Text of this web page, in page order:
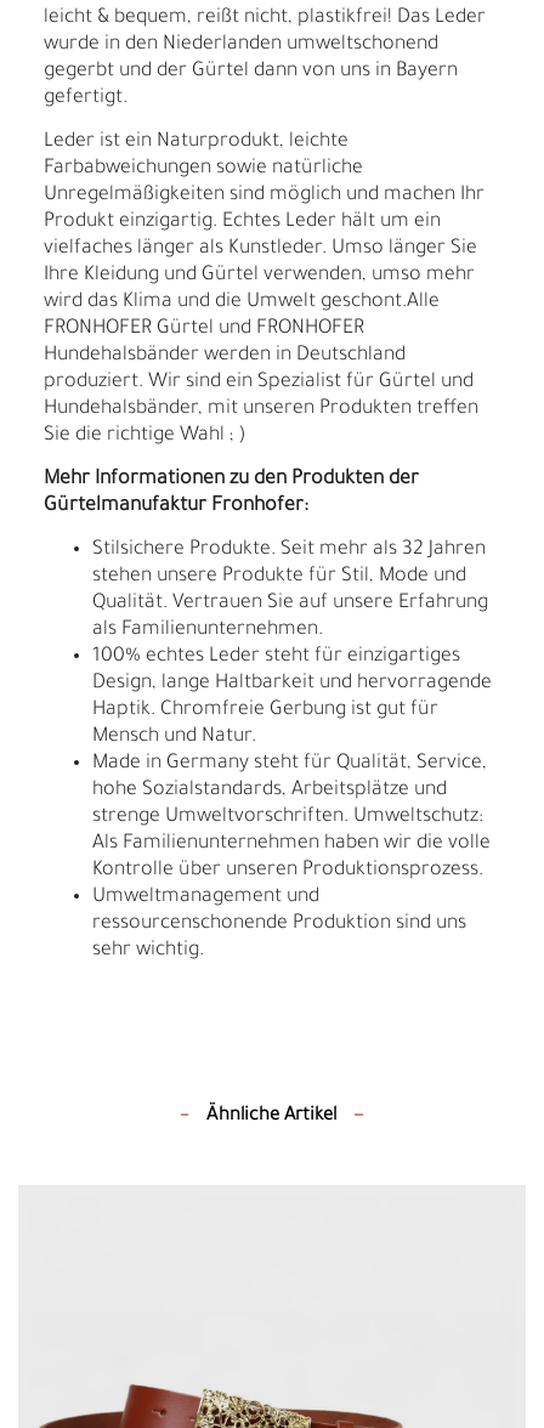
leicht & bequem, reißt nicht, plastikfrei! Das Leder
wurde in den Niederlanden umweltschonend
gegerbt und der Gürtel dann von uns in Bayern
gefertigt.
Leder ist ein Naturprodukt, leichte
Farbabweichungen sowie natürliche
Unregelmäßigkeiten sind möglich und machen Ihr
Produkt einzigartig. Echtes Leder hält um ein
vielfaches länger als Kunstleder. Umso länger Sie
Ihre Kleidung und Gürtel verwenden, umso mehr
wird das Klima und die Umwelt geschont.Alle
FRONHOFER Gürtel und FRONHOFER
Hundehalsbänder werden in Deutschland
produziert. Wir sind ein Spezialist für Gürtel und
Hundehalsbänder, mit unseren Produkten treffen
Sie die richtige Wahl ; )
Mehr Informationen zu den Produkten der
Gürtelmanufaktur Fronhofer:
Stilsichere Produkte. Seit mehr als 32 Jahren
stehen unsere Produkte für Stil, Mode und
Qualität. Vertrauen Sie auf unsere Erfahrung
als Familienunternehmen.
100% echtes Leder steht für einzigartiges
Design, lange Haltbarkeit und hervorragende
Haptik. Chromfreie Gerbung ist gut für
Mensch und Natur.
Made in Germany steht für Qualität, Service,
hohe Sozialstandards, Arbeitsplätze und
strenge Umweltvorschriften. Umweltschutz:
Als Familienunternehmen haben wir die volle
Kontrolle über unseren Produktionsprozess.
Umweltmanagement und
ressourcenschonende Produktion sind uns
sehr wichtig.
Ähnliche Artikel